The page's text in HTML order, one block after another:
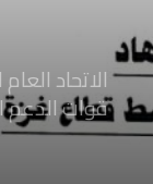
ثلاثة
الاتحاد
قوات الدعم
الصحفيين